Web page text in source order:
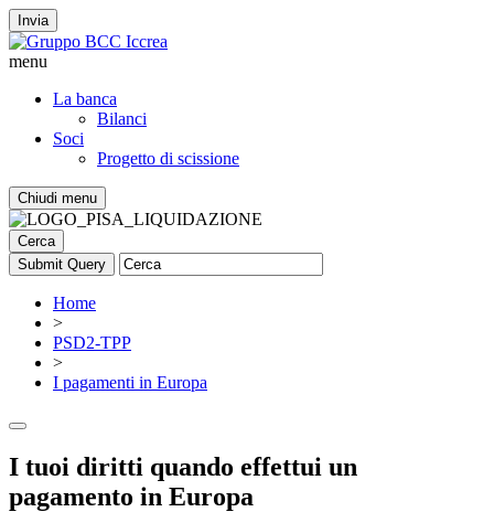
Invia
menu
La banca
Bilanci
Soci
Progetto di scissione
Chiudi menu
Cerca
Home
>
PSD2-TPP
>
I pagamenti in Europa
I tuoi diritti quando effettui un
pagamento in Europa